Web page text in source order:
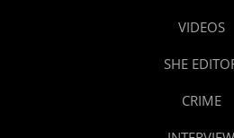
VIDEOS
SHE
CRIME